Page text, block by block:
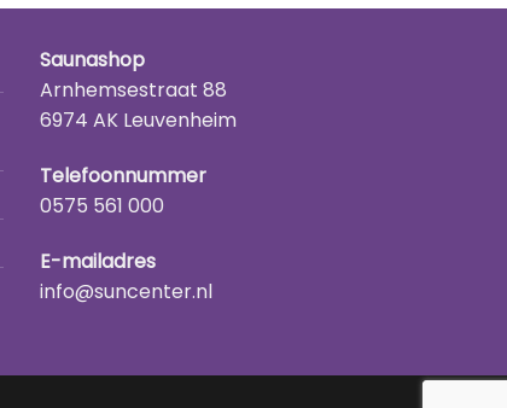
Saunashop
Arnhemsestraat 88
6974 AK Leuvenheim
Telefoonnummer
0575 561 000
E-mailadres
info@suncenter.nl